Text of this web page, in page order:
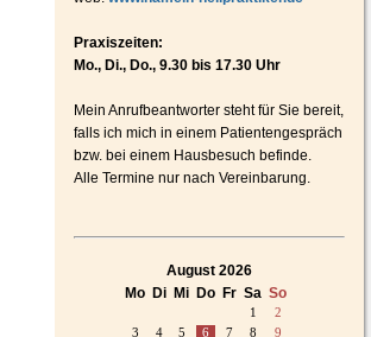
Praxiszeiten:
Mo., Di., Do., 9.30 bis 17.30 Uhr
Mein Anrufbeantworter steht für Sie bereit,
falls ich mich in einem Patientengespräch
bzw. bei einem Hausbesuch befinde.
Alle Termine nur nach Vereinbarung.
August 2026
Mo Di Mi Do Fr Sa So
1
2
3
4 5 6 7 8
9